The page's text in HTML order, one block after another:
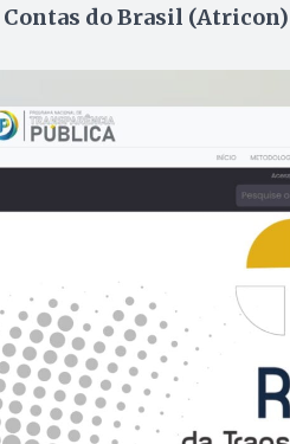
do Brasil (Atricon)